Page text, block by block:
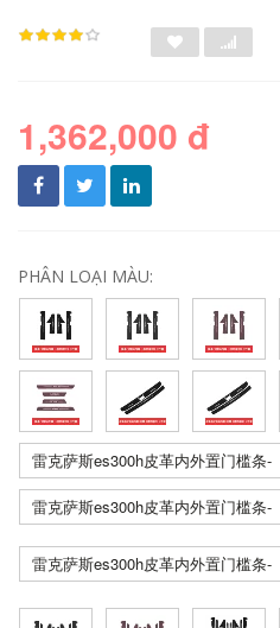
1,362,000 đ
PHÂN LOẠI MÀU:
雷克萨斯es300h皮革内外置门槛条-
雷克萨斯es300h皮革内外置门槛条-
雷克萨斯es300h皮革内外置门槛条-